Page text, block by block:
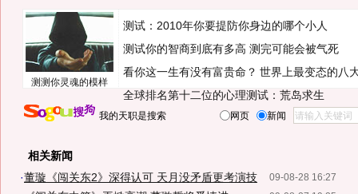
测测你灵魂的模样
测试：2010年你要提防你身边的哪个小人
测试你的智商到底有多高 测完可能会被气死
看你这一生有没有富贵命？ 世界上最变态的八
全球排名第十二位的心理测试：荒岛求生
我的天职是搜索 网页 新闻
相关新闻
09-08-28 16:27
·董璇《闯关东2》深得认可 天月没矛盾更考演技